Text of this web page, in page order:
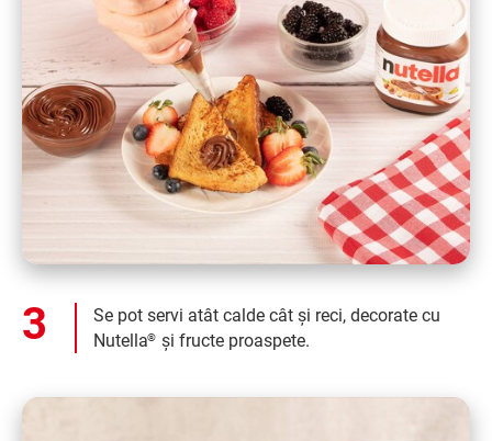
Se pot servi atât calde cât și reci, decorate cu
Nutella® și fructe proaspete.